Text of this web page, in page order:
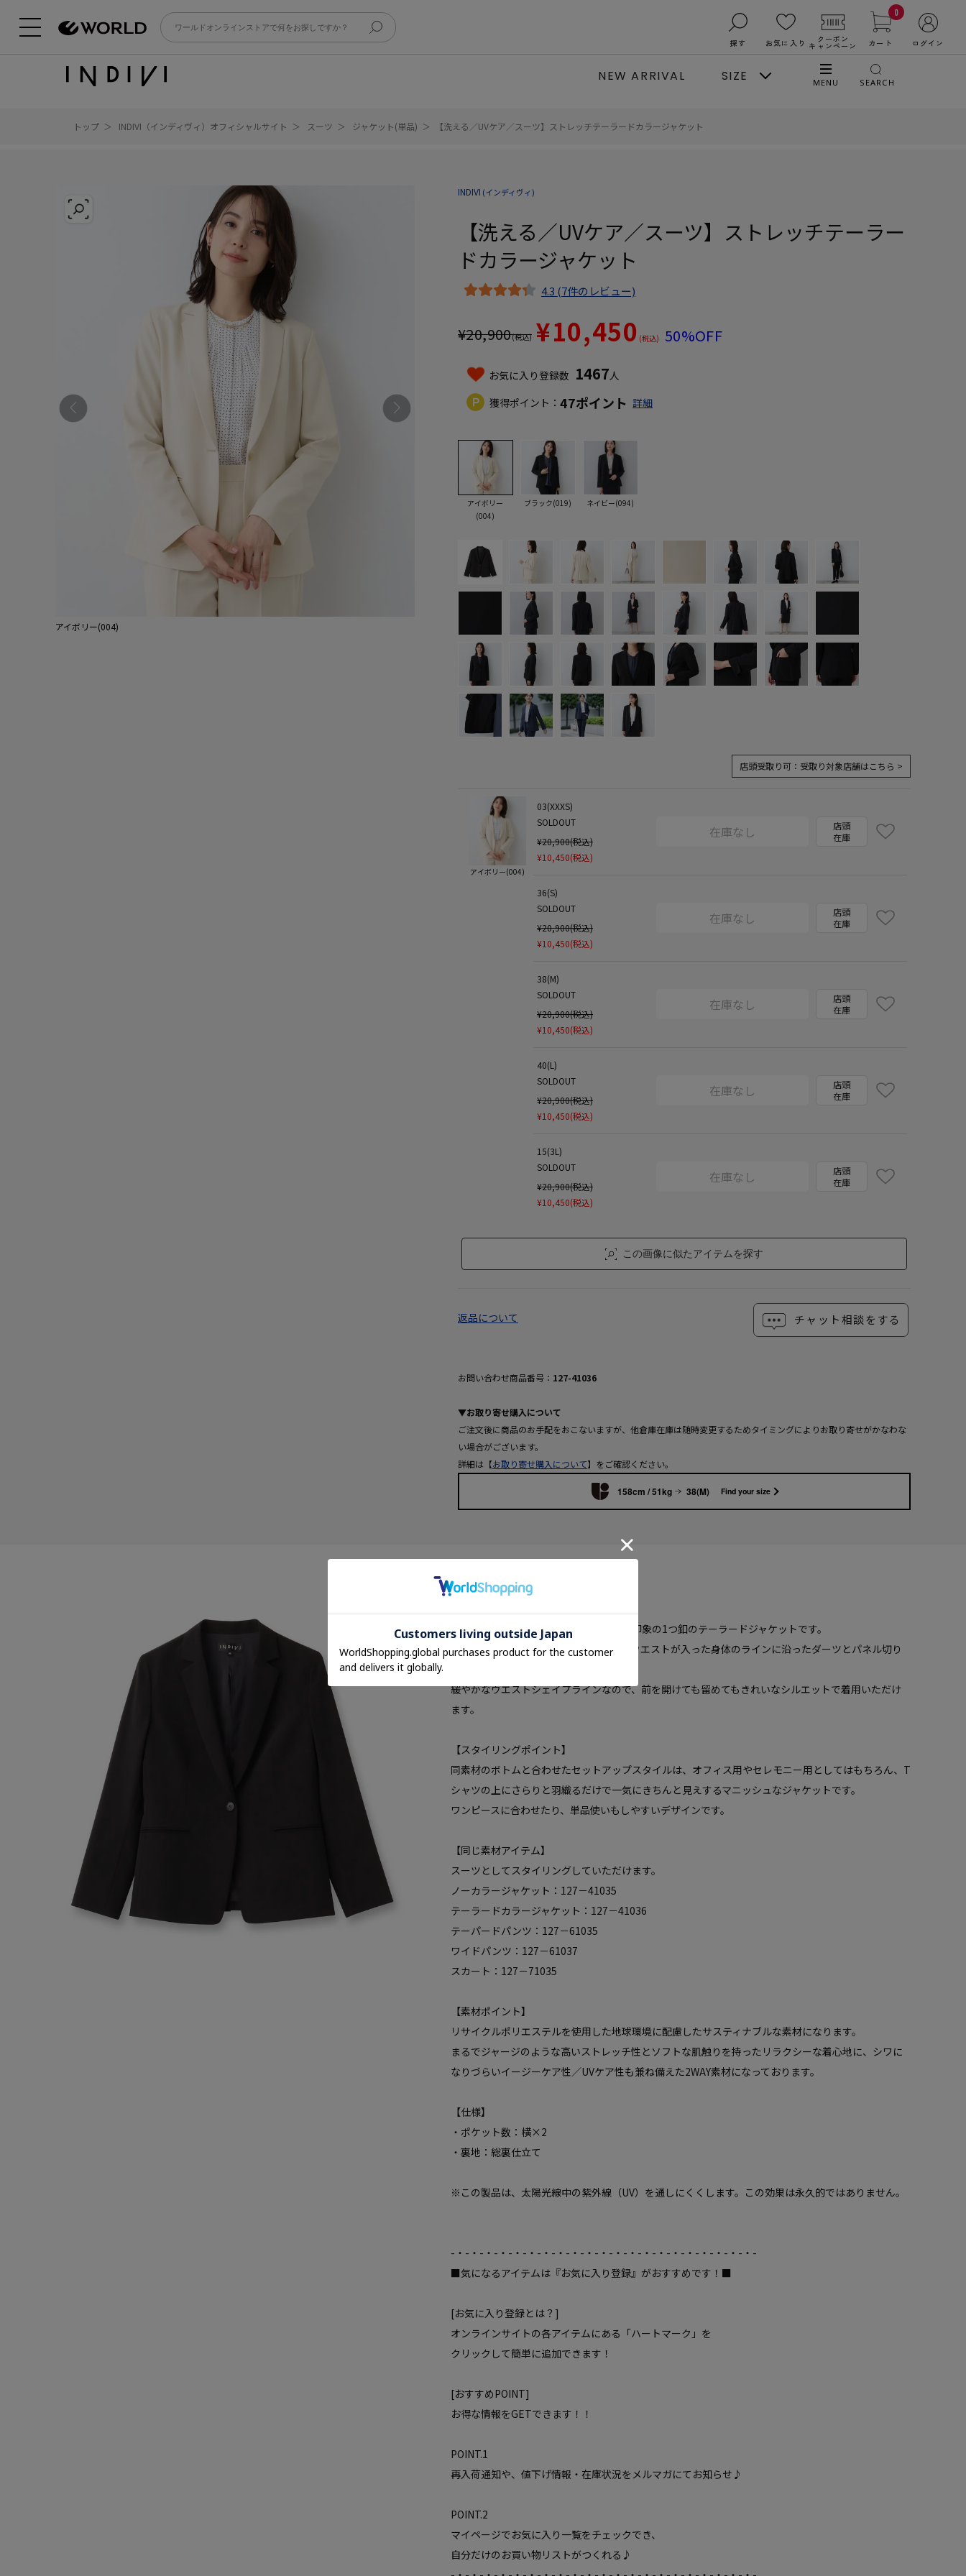
探す お気に入り クーポン
キャンペーン
0
カート ログイン
NEW ARRIVAL SIZE MENU SEARCH
トップ INDIVI（インディヴィ）オフィシャルサイト スーツ ジャケット(単品) 【洗える／UVケア／スーツ】ストレッチテーラードカラージャケット
アイボリー(004)
INDIVI (インディヴィ)
【洗える／UVケア／スーツ】ストレッチテーラー
ドカラージャケット
4.3 (7件のレビュー)
¥20,900(税込) ¥10,450 (税込) 50%OFF
お気に入り登録数 1467人
獲得ポイント： 47ポイント 詳細
アイボリー
(004)
ブラック(019) ネイビー(094)
店頭受取り可： 受取り対象店舗はこちら >
アイボリー(004)
03(XXXS)
SOLDOUT
¥20,900(税込)
¥10,450(税込)
在庫なし
店頭
在庫
36(S)
SOLDOUT
¥20,900(税込)
¥10,450(税込)
在庫なし
店頭
在庫
38(M)
SOLDOUT
¥20,900(税込)
¥10,450(税込)
在庫なし
店頭
在庫
40(L)
SOLDOUT
¥20,900(税込)
¥10,450(税込)
在庫なし
店頭
在庫
15(3L)
SOLDOUT
¥20,900(税込)
¥10,450(税込)
在庫なし
店頭
在庫
この画像に似たアイテムを探す
チャット相談をする
返品について
お問い合わせ商品番号： 127-41036
▼お取り寄せ購入について
ご注文後に商品のお手配をおこないますが、他倉庫在庫は随時変更するためタイミングによりお取り寄せがかなわな
い場合がございます。
詳細は【お取り寄せ購入について】をご確認ください。
158cm / 51kg 38(M) Find your size
Features
細めのテーラード衿がスタイリッシュな印象の1つ釦のテーラードジャケットです。
着心地の良い立体感なパターンで、ややウエストが入った身体のラインに沿ったダーツとパネル切り
緩やかなウエストシェイプラインなので、前を開けても留めてもきれいなシルエットで着用いただけ
ます。
【スタイリングポイント】
同素材のボトムと合わせたセットアップスタイルは、オフィス用やセレモニー用としてはもちろん、T
シャツの上にさらりと羽織るだけで一気にきちんと見えするマニッシュなジャケットです。
ワンピースに合わせたり、単品使いもしやすいデザインです。
【同じ素材アイテム】
スーツとしてスタイリングしていただけます。
ノーカラージャケット：127－41035
テーラードカラージャケット：127－41036
テーパードパンツ：127－61035
ワイドパンツ：127－61037
スカート：127－71035
【素材ポイント】
リサイクルポリエステルを使用した地球環境に配慮したサスティナブルな素材になります。
まるでジャージのような高いストレッチ性とソフトな肌触りを持ったリラクシーな着心地に、シワに
なりづらいイージーケア性／UVケア性も兼ね備えた2WAY素材になっております。
【仕様】
・ポケット数：横×2
・裏地：総裏仕立て
※この製品は、太陽光線中の紫外線（UV）を通しにくくします。この効果は永久的ではありません。
-・-・-・-・-・-・-・-・-・-・-・-・-・-・-・-・-・-・-・-・-・-
■気になるアイテムは『お気に入り登録』がおすすめです！■
[お気に入り登録とは？]
オンラインサイトの各アイテムにある「ハートマーク」を
クリックして簡単に追加できます！
[おすすめPOINT]
お得な情報をGETできます！！
POINT.1
再入荷通知や、値下げ情報・在庫状況をメルマガにてお知らせ♪
POINT.2
マイページでお気に入り一覧をチェックでき、
自分だけのお買い物リストがつくれる♪